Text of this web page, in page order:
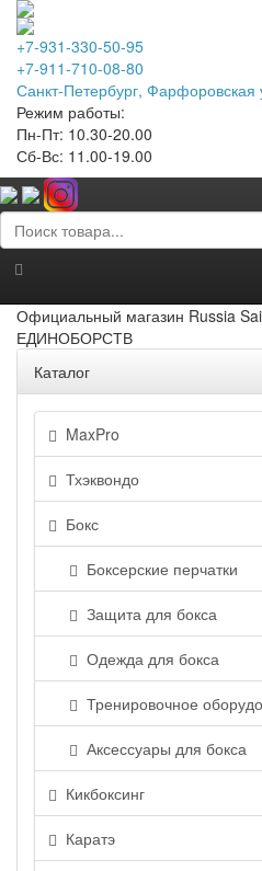
+7-931-330-50-95
+7-911-710-08-80
Санкт-Петербург, Фарфоровская
Режим работы:
Пн-Пт: 10.30-20.00
Сб-Вс: 11.00-19.00
Официальный магазин Russia
ЕДИНОБОРСТВ
Каталог
MaxPro
Тхэквондо
Бокс
Боксерские перчатки
Защита для бокса
Одежда для бокса
Тренировочное
Аксессуары для бокса
Кикбоксинг
Каратэ